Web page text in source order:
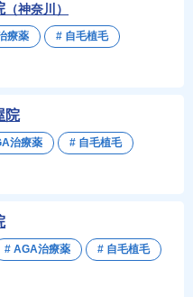
# AGA治療薬 # 自毛植毛
（神奈川）
療薬 # 自毛植毛
院
治療薬 # 自毛植毛